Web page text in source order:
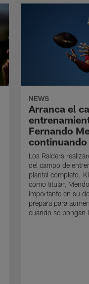
NEWS
Arranca el
Fernando
Los Raiders
del campo de
plantel completo.
como titular,
importante en su
prepara para
cuando se pongan